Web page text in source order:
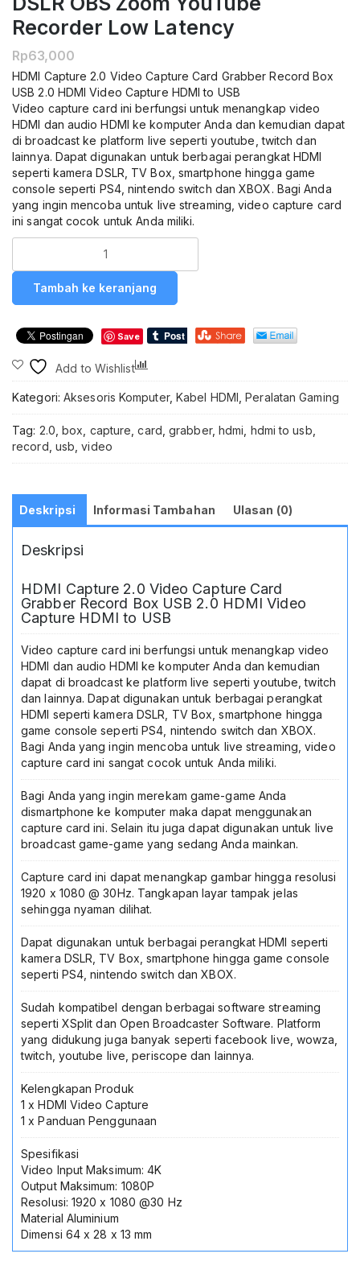
Recorder Low Latency
Rp63,000
HDMI Capture 2.0 Video Capture Card Grabber Record Box
USB 2.0 HDMI Video Capture HDMI to USB
Video capture card ini berfungsi untuk menangkap video
HDMI dan audio HDMI ke komputer Anda dan kemudian dapat
di broadcast ke platform live seperti youtube, twitch dan
lainnya. Dapat digunakan untuk berbagai perangkat HDMI
seperti kamera DSLR, TV Box, smartphone hingga game
console seperti PS4, nintendo switch dan XBOX. Bagi Anda
yang ingin mencoba untuk live streaming, video capture card
ini sangat cocok untuk Anda miliki.
Video
Capture
Card
Grabber
USB
2.0
1080P
Box
Capture
USB
Live
Gaming
PS5
Xbox
Switch
Kamera
DSLR
OBS
Zoom
YouTube
Recorder
Low
Latency
Tambah ke keranjang
Save
Add to Wishlist
Kategori: Aksesoris Komputer,Kabel HDMI ,Peralatan Gaming
Tag: 2.0 ,box capture ,card ,grabber, hdmi hdmi to usb
record usb ,video
Deskripsi Informasi Tambahan Ulasan (0)
Deskripsi
HDMI Capture 2.0 Video Capture Card
Grabber Record Box USB 2.0 HDMI Video
Capture HDMI to USB
Video capture card ini berfungsi untuk menangkap video
HDMI dan audio HDMI ke komputer Anda dan kemudian
dapat di broadcast ke platform live seperti youtube, twitch
dan lainnya. Dapat digunakan untuk berbagai perangkat
HDMI seperti kamera DSLR, TV Box, smartphone hingga
game console seperti PS4, nintendo switch dan XBOX.
Bagi Anda yang ingin mencoba untuk live streaming, video
capture card ini sangat cocok untuk Anda miliki.
Bagi Anda yang ingin merekam game-game Anda
dismartphone ke komputer maka dapat menggunakan
capture card ini. Selain itu juga dapat digunakan untuk live
broadcast game-game yang sedang Anda mainkan.
Capture card ini dapat menangkap gambar hingga resolusi
1920 x 1080 @ 30Hz. Tangkapan layar tampak jelas
sehingga nyaman dilihat.
Dapat digunakan untuk berbagai perangkat HDMI seperti
kamera DSLR, TV Box, smartphone hingga game console
seperti PS4, nintendo switch dan XBOX.
Sudah kompatibel dengan berbagai software streaming
seperti XSplit dan Open Broadcaster Software. Platform
yang didukung juga banyak seperti facebook live, wowza,
twitch, youtube live, periscope dan lainnya.
Kelengkapan Produk
1 x HDMI Video Capture
1 x Panduan Penggunaan
Spesifikasi
Video Input Maksimum: 4K
Output Maksimum: 1080P
Resolusi: 1920 x 1080 @30 Hz
Material Aluminium
Dimensi 64 x 28 x 13 mm